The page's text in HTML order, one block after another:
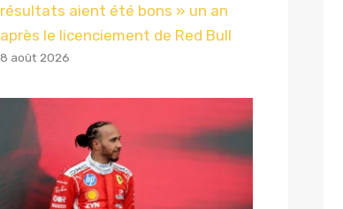
résultats aient été bons » un an
après le licenciement de Red Bull
8 août 2026